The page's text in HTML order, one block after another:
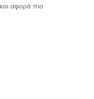
αφορά πιο